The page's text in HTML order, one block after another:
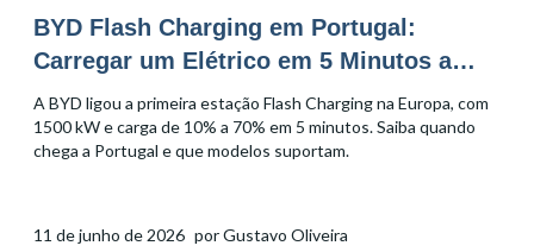
BYD Flash Charging em Portugal:
Carregar um Elétrico em 5 Minutos a
1500 kW
A BYD ligou a primeira estação Flash Charging na Europa, com
1500 kW e carga de 10% a 70% em 5 minutos. Saiba quando
chega a Portugal e que modelos suportam.
11 de junho de 2026 porGustavo Oliveira